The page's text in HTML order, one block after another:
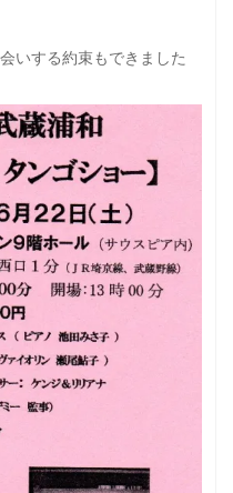
する約束もできました